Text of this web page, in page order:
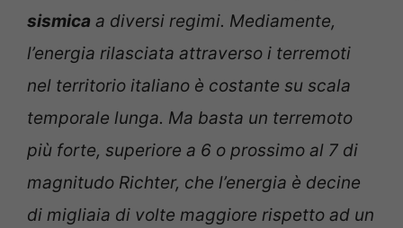
sismica a diversi regimi. Mediamente,
l’energia rilasciata attraverso i terremoti
nel territorio italiano è costante su scala
temporale lunga. Ma basta un terremoto
più forte, superiore a 6 o prossimo al 7 di
magnitudo Richter, che l’energia è decine
di migliaia di volte maggiore rispetto ad un